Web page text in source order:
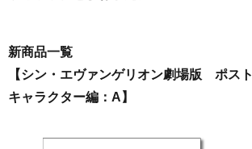
新商品一覧
【シン・エヴァンゲリオン劇場版 ポス
キャラクター編：A】